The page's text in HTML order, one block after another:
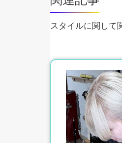
スタイルに関して